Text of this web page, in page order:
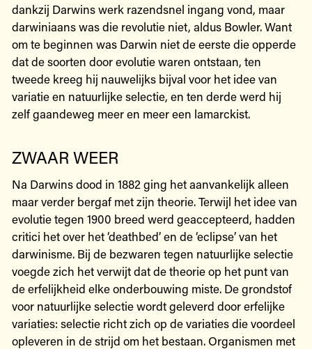
dankzij Darwins werk razendsnel ingang vond, maar
darwiniaans was die revolutie niet, aldus Bowler. Want
om te beginnen was Darwin niet de eerste die opperde
dat de soorten door evolutie waren ontstaan, ten
tweede kreeg hij nauwelijks bijval voor het idee van
variatie en natuurlijke selectie, en ten derde werd hij
zelf gaandeweg meer en meer een lamarckist.
ZWAAR WEER
Na Darwins dood in 1882 ging het aanvankelijk alleen
maar verder bergaf met zijn theorie. Terwijl het idee van
evolutie tegen 1900 breed werd geaccepteerd, hadden
critici het over het ‘deathbed’ en de ‘eclipse’ van het
darwinisme. Bij de bezwaren tegen natuurlijke selectie
voegde zich het verwijt dat de theorie op het punt van
de erfelijkheid elke onderbouwing miste. De grondstof
voor natuurlijke selectie wordt geleverd door erfelijke
variaties: selectie richt zich op de variaties die voordeel
opleveren in de strijd om het bestaan. Organismen met